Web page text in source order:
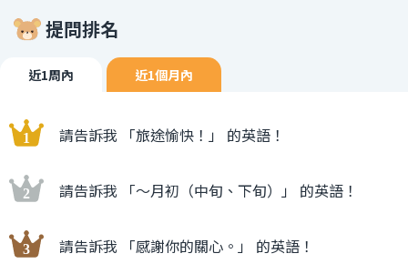
提問排名
近1周內 近1個月內
請告訴我 「旅途愉快！」 的英語！
請告訴我 「〜月初（中旬、下旬）」 的英語！
請告訴我 「感謝你的關心。」 的英語！